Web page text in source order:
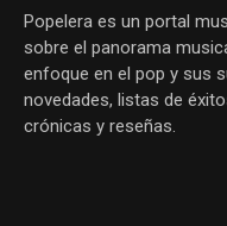
Popelera es un portal
sobre el panorama
enfoque en el pop y sus
novedades, listas de
crónicas y reseñas.